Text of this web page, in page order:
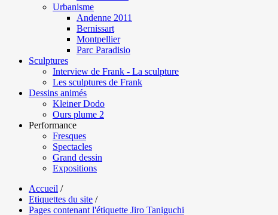
Urbanisme
Andenne 2011
Bernissart
Montpellier
Parc Paradisio
Sculptures
Interview de Frank - La sculpture
Les sculptures de Frank
Dessins animés
Kleiner Dodo
Ours plume 2
Performance
Fresques
Spectacles
Grand dessin
Expositions
Accueil /
Etiquettes du site /
Pages contenant l'étiquette Jiro Taniguchi